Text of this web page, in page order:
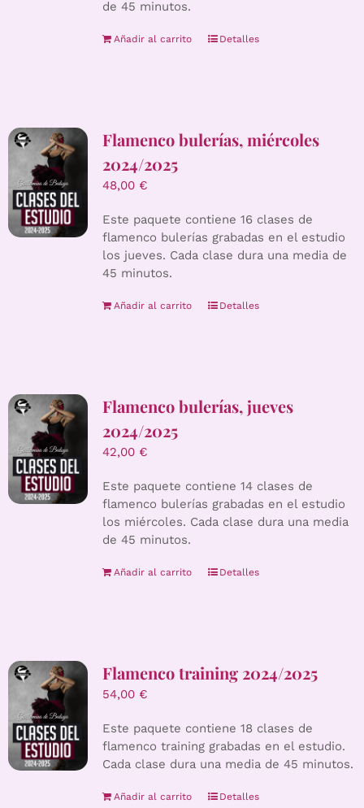
de 45 minutos.
Añadir al carrito Detalles
Flamenco bulerías, miércoles
2024/2025
48,00 €
Este paquete contiene 16 clases de
flamenco bulerías grabadas en el estudio
los jueves. Cada clase dura una media de
45 minutos.
Añadir al carrito Detalles
Flamenco bulerías, jueves
2024/2025
42,00 €
Este paquete contiene 14 clases de
flamenco bulerías grabadas en el estudio
los miércoles. Cada clase dura una media
de 45 minutos.
Añadir al carrito Detalles
Flamenco training 2024/2025
54,00 €
Este paquete contiene 18 clases de
flamenco training grabadas en el estudio.
Cada clase dura una media de 45 minutos.
Añadir al carrito Detalles